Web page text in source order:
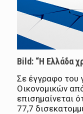
Bild: “Η Ελλάδα
Σε έγγραφο του
Οικονομικών
επισημαίνεται
77,7